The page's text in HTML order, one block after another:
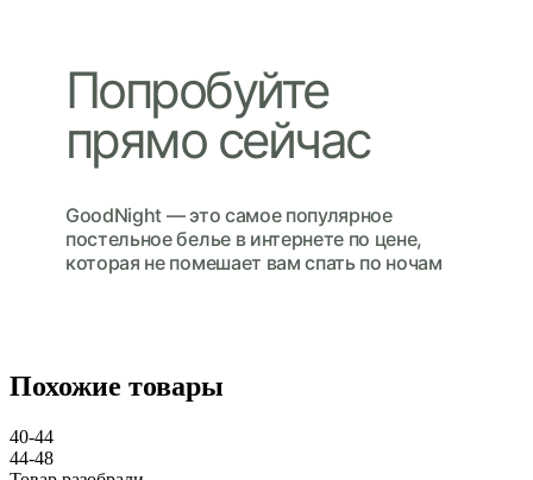
Попробуйте
прямо сейчас
GoodNight — это cамое популярное
постельное белье в интернете по цене,
которая не помешает вам спать по ночам
Похожие товары
40-44
44-48